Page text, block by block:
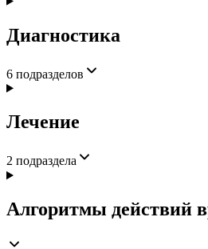
Диагностика
6 подразделов
Лечение
2 подраздела
Алгоритмы действий